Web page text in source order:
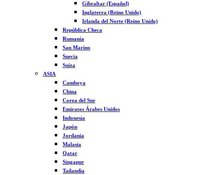
Gibraltar (Español)
Inglaterra (Reino Unido)
Irlanda del Norte (Reino Unido)
República Checa
Rumanía
San Marino
Suecia
Suiza
ASIA
Camboya
China
Corea del Sur
Emiratos Árabes Unidos
Indonesia
Japón
Jordania
Malasia
Qatar
Singapur
Tailandia